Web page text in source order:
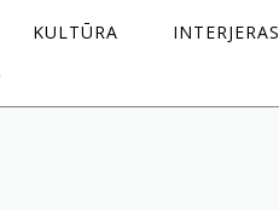
KULTŪRA
INTERJERAS